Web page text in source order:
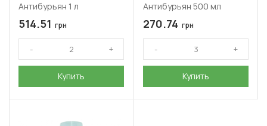
Антибурьян 1 л
514.51 грн
Купить
Антибурьян 500 мл
270.74 грн
Купить